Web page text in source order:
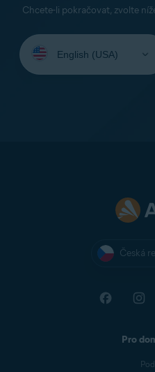
Chcete-li pokračovat, zvolte
jazyk:
Česká
Pro